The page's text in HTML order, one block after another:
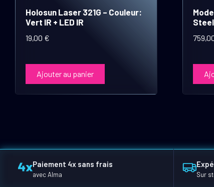
Holosun Laser 321G – Couleur:
Vert IR + LED IR
19,00 €
Ajouter au panier
Paiement 4x sans frais
avec Alma Sur